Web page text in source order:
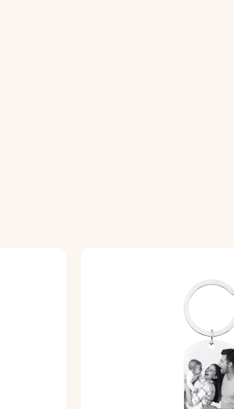
una finitura di alta qualità.